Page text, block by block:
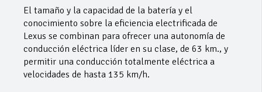
El tamaño y la capacidad de la batería y el
conocimiento sobre la eficiencia electrificada de
Lexus se combinan para ofrecer una autonomía de
conducción eléctrica líder en su clase, de 63 km., y
permitir una conducción totalmente eléctrica a
velocidades de hasta 135 km/h.